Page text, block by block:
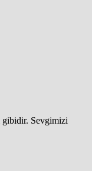
Sevgimizi